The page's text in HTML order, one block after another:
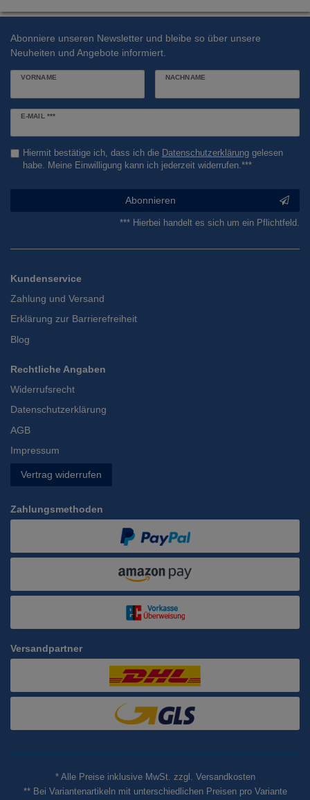
Abonniere unseren Newsletter und bleibe so über unsere
Neuheiten und Angebote informiert.
VORNAME NACHNAME
E-MAIL ***
Newsletter
Hiermit bestätige ich, dass ich die Daten­schutz­erklärunggelesen
habe. Meine Einwilligung kann ich jederzeit widerrufen.***
Abonnieren
*** Hierbei handelt es sich um ein Pflichtfeld.
Kundenservice
Zahlung und Versand
Erklärung zur Barrierefreiheit
Blog
Rechtliche Angaben
Widerrufsrecht
Datenschutzerklärung
AGB
Impressum
Vertrag widerrufen
Zahlungsmethoden
Versandpartner
* Alle Preise inklusive MwSt. zzgl. Versandkosten
** Bei Variantenartikeln mit unterschiedlichen Preisen pro Variante